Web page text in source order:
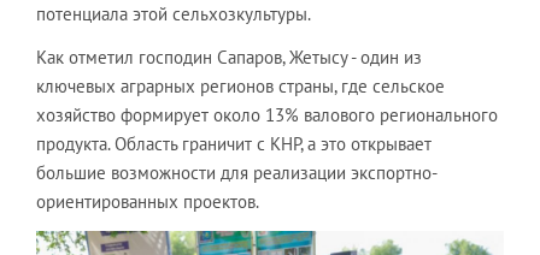
потенциала этой сельхозкультуры.
Как отметил господин Сапаров, Жетысу - один из
ключевых аграрных регионов страны, где сельское
хозяйство формирует около 13% валового регионального
продукта. Область граничит с КНР, а это открывает
большие возможности для реализации экспортно-
ориентированных проектов.